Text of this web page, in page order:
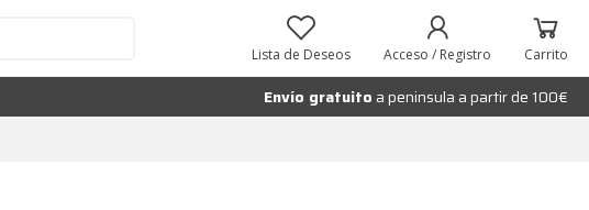
Lista de Deseos Acceso / Registro Carrito
Envío gratuito a peninsula a partir de 100€